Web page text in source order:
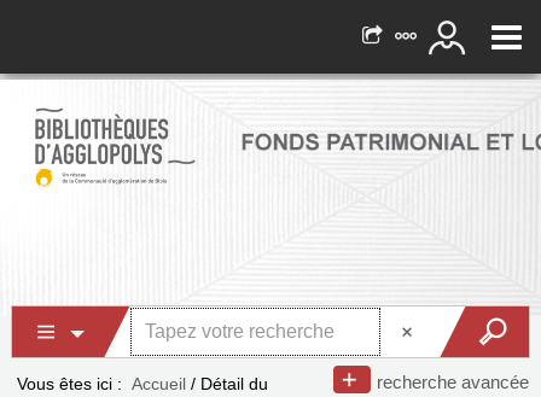
recherche avancée
Vous êtes ici : Accueil / Détail du